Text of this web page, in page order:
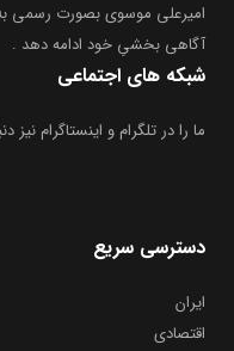
امیرعلی موسوی بصورت رسمی
آگاهی بخشیِ خود ادامه دهد .
شبکه های اجتماعی
ما را در تلگرام و اینستاگرام نیز
دسترسی سریع
ایران
اقتصادی